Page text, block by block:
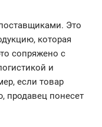
Это
которая
сопряжено с
и
если товар
продавец понесет